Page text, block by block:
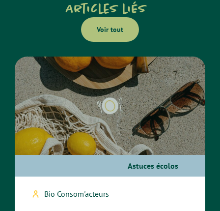
Articles liés
Voir tout
Astuces écolos
Bio Consom'acteurs